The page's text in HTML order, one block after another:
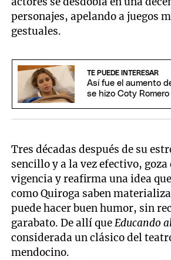
personajes, apelando a juegos
gestuales.
TE PUEDE INTERESAR
Así fue el aumento
se hizo Coty Romero
Tres décadas después de su
sencillo y a la vez efectivo, goza
vigencia y reafirma una idea
como Quiroga saben
puede hacer buen humor, sin
garabato. De allí queEducando
considerada un clásico del
mendocino.